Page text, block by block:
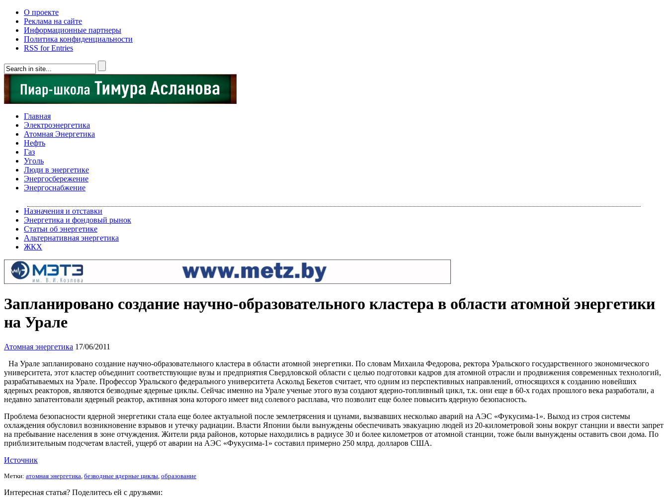
О проекте
Реклама на сайте
Информационные партнеры
Политика конфиденциальности
RSS for Entries
Главная
Электроэнергетика
Атомная Энергетика
Нефть
Газ
Уголь
Люди в энергетике
Энергосбережение
Энергоснабжение
Назначения и отставки
Энергетика и фондовый рынок
Статьи об энергетике
Альтернативная энергетика
ЖКХ
Запланировано создание научно-образовательного кластера в области атомной энергетики
на Урале
Атомная энергетика 17/06/2011
На Урале запланировано создание научно-образовательного кластера в области атомной энергетики. По словам Михаила Федорова, ректора Уральского государственного экономического
университета, этот кластер объединит соответствующие вузы и предприятия Свердловской области с целью подготовки кадров для атомной отрасли и продвижения современных технологий,
разрабатываемых на Урале. Профессор Уральского федерального университета Аскольд Бекетов считает, что одним из перспективных направлений, относящихся к созданию новейших
ядерных реакторов, являются безводные ядерные циклы. Сейчас именно на Урале ученые этого вуза создают ядерно-топливный цикл, т.к. они еще в 60-х годах прошлого века разработали, а
недавно запатентовали ядерный реактор, активная зона которого имеет вид солевого расплава, что позволит еще более повысить ядерную безопасность.
Проблема безопасности ядерной энергетики стала еще более актуальной после землетрясения и цунами, вызвавших несколько аварий на АЭС «Фукусима-1». Выход из строя системы
охлаждения обусловил возникновение взрывов и утечку радиации. Власти Японии были вынуждены обеспечивать эвакуацию людей из 20-километровой зоны вокруг станции и ввести запрет
на пребывание населения в зоне отчуждения. Жители ряда районов, которые находились в радиусе 30 и более километров от атомной станции, тоже были вынуждены оставить свои дома. По
приблизительным подсчетам властей, ущерб от аварии на АЭС «Фукусима-1» составил примерно 250 млрд. долларов США.
Источник
Метки: атомная энергетика, безводные ядерные циклы, образование
Интересная статья? Поделитесь ей с друзьями: